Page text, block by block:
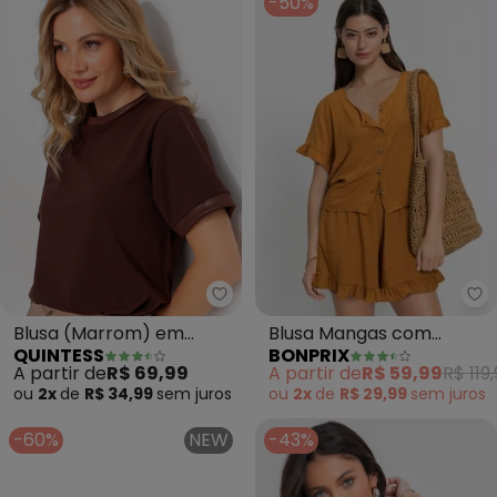
Quintess - Blusa (Marrom) em
Blusa (Marrom) em
Malha de Algodão
QUINTESS
A partir deR$ 69,99
ou 2x de R$ 34,99 sem juros
Blusa Mangas com
Babado (Caramelo)
BONPRIX
A partir deR$ 59,99R$
ou 2x de R$ 29,99 sem juros
-60% NEW -43%